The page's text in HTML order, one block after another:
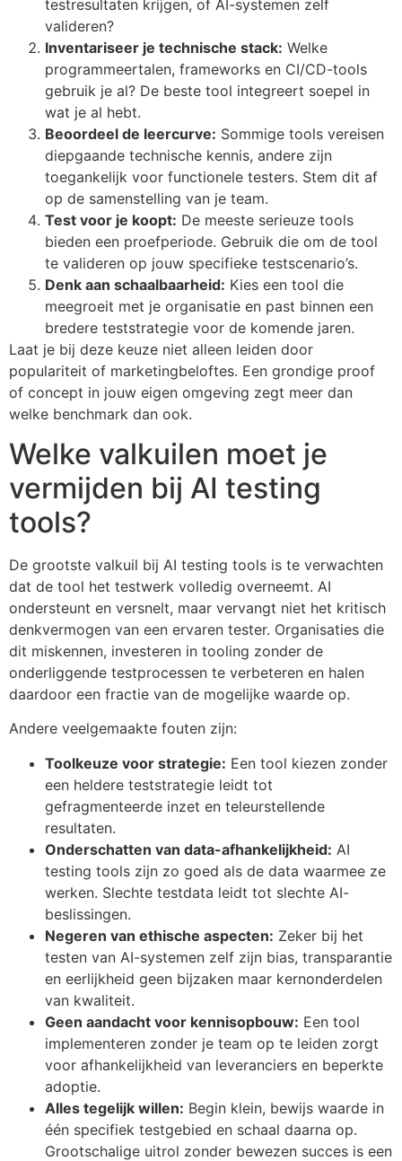
testresultaten krijgen, of AI-systemen zelf
valideren?
Inventariseer je technische stack: Welke
programmeertalen, frameworks en CI/CD-tools
gebruik je al? De beste tool integreert soepel in
wat je al hebt.
Beoordeel de leercurve: Sommige tools vereisen
diepgaande technische kennis, andere zijn
toegankelijk voor functionele testers. Stem dit af
op de samenstelling van je team.
Test voor je koopt: De meeste serieuze tools
bieden een proefperiode. Gebruik die om de tool
te valideren op jouw specifieke testscenario’s.
Denk aan schaalbaarheid: Kies een tool die
meegroeit met je organisatie en past binnen een
bredere teststrategie voor de komende jaren.
Laat je bij deze keuze niet alleen leiden door
populariteit of marketingbeloftes. Een grondige proof
of concept in jouw eigen omgeving zegt meer dan
welke benchmark dan ook.
Welke valkuilen moet je
vermijden bij AI testing
tools?
De grootste valkuil bij AI testing tools is te verwachten
dat de tool het testwerk volledig overneemt. AI
ondersteunt en versnelt, maar vervangt niet het kritisch
denkvermogen van een ervaren tester. Organisaties die
dit miskennen, investeren in tooling zonder de
onderliggende testprocessen te verbeteren en halen
daardoor een fractie van de mogelijke waarde op.
Andere veelgemaakte fouten zijn:
Toolkeuze voor strategie: Een tool kiezen zonder
een heldere teststrategie leidt tot
gefragmenteerde inzet en teleurstellende
resultaten.
Onderschatten van data-afhankelijkheid: AI
testing tools zijn zo goed als de data waarmee ze
werken. Slechte testdata leidt tot slechte AI-
beslissingen.
Negeren van ethische aspecten: Zeker bij het
testen van AI-systemen zelf zijn bias, transparantie
en eerlijkheid geen bijzaken maar kernonderdelen
van kwaliteit.
Geen aandacht voor kennisopbouw: Een tool
implementeren zonder je team op te leiden zorgt
voor afhankelijkheid van leveranciers en beperkte
adoptie.
Alles tegelijk willen: Begin klein, bewijs waarde in
één specifiek testgebied en schaal daarna op.
Grootschalige uitrol zonder bewezen succes is een